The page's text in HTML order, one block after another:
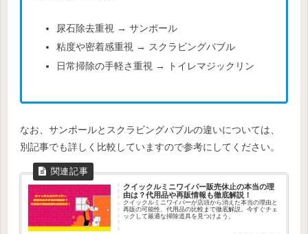
尿石除去重視 → サンポール
粘度や密着感重視 → スクラビングバブル
日常掃除の手軽さ重視 → トイレマジックリン
なお、サンポールとスクラビングバブルの違いについては、
別記事でも詳しく比較していますので参考にしてください。
クイックルミニワイパー販売休止の本当の理
由は？代用品や再販情報も徹底解説！
クイックルミニワイパーが店頭から消えた本当の理由と
再販の可能性、代用品の比較まで徹底解説。今すぐチェ
ックして最適な掃除道具を見つけよう。